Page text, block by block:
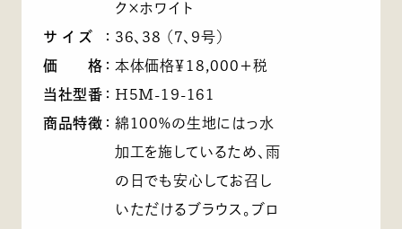
ク×ホワイト
サイズ
： 36、38 （7、9号）
価 格 ： 本体価格￥18,000＋税
当社型番 ： H5M-19-161
商品特徴 ： 綿100%の生地にはっ水
加工を施しているため、雨
の日でも安心してお召し
いただけるブラウス。ブロ